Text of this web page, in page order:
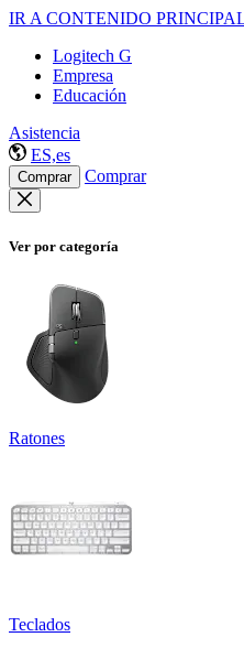
IR A CONTENIDO
Logitech G
Empresa
Educación
Asistencia
ES,es
Comprar Comprar
Ver por categoría
Ratones
Teclados